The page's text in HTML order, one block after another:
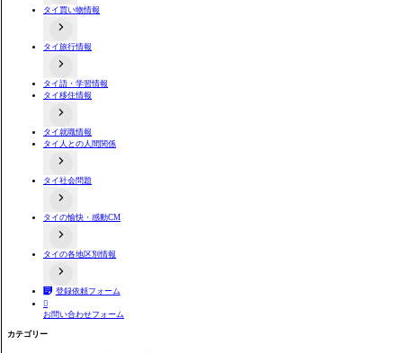
不動産情報
病院情報
タイ買い物情報
タイ旅行情報
出入国関連情報
タイ語・学習情報
タイ移住情報
不動産取引
タイ就職情報
タイ人との人間関係
タイ社会問題
タイの選挙制度
タイの愉快・感動CM
おもしろ系
タイの各地区別情報
タイ全域
タイ東部
登録依頼フォーム

お問い合わせフォーム
カテゴリー